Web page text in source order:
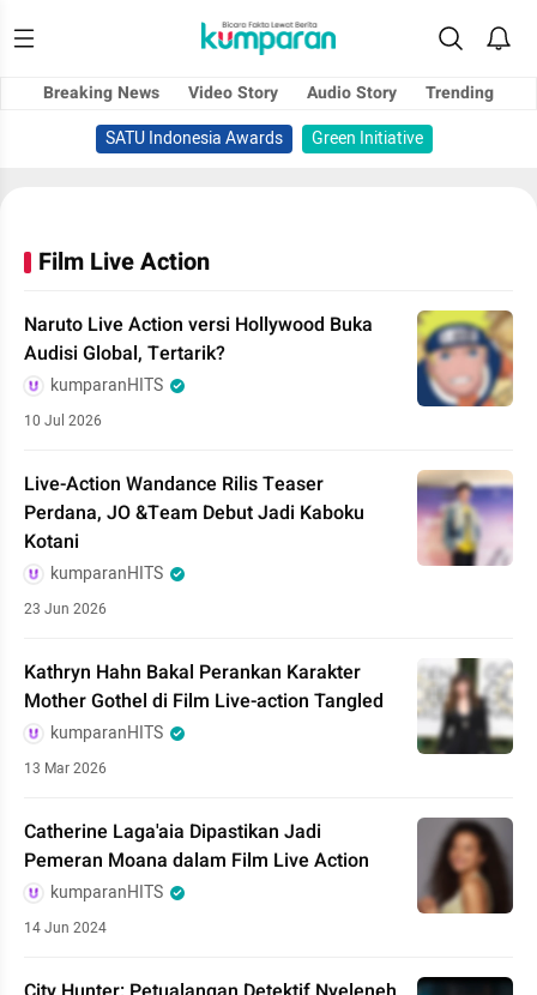
Breaking News Video Story Audio Story
Trending
SATU Indonesia Awards
Green Initiative
Film Live Action
Naruto Live Action versi Hollywood Buka
Audisi Global, Tertarik?
kumparanHITS
10 Jul 2026
Live-Action Wandance Rilis Teaser
Perdana, JO &Team Debut Jadi Kaboku
Kotani
kumparanHITS
23 Jun 2026
Kathryn Hahn Bakal Perankan Karakter
Mother Gothel di Film Live-action Tangled
kumparanHITS
13 Mar 2026
Catherine Laga'aia Dipastikan Jadi
Pemeran Moana dalam Film Live Action
kumparanHITS
14 Jun 2024